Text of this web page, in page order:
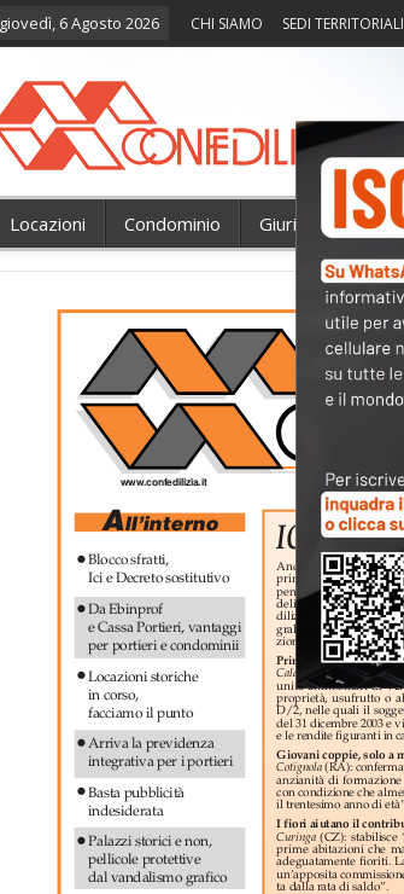
giovedì, 6 Agosto 2026 CHI SIAMO SEDI TERRITORIALI
Locazioni Condominio Giurisprudenza